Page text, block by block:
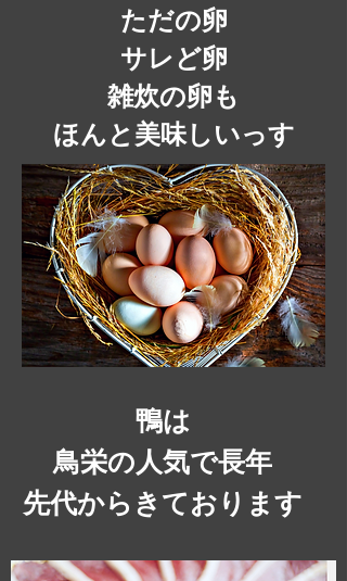
ただの卵
サレど卵
​雑炊の卵も
ほんと美味しいっす
鴨は
鳥栄の人気で長年
​先代からきております